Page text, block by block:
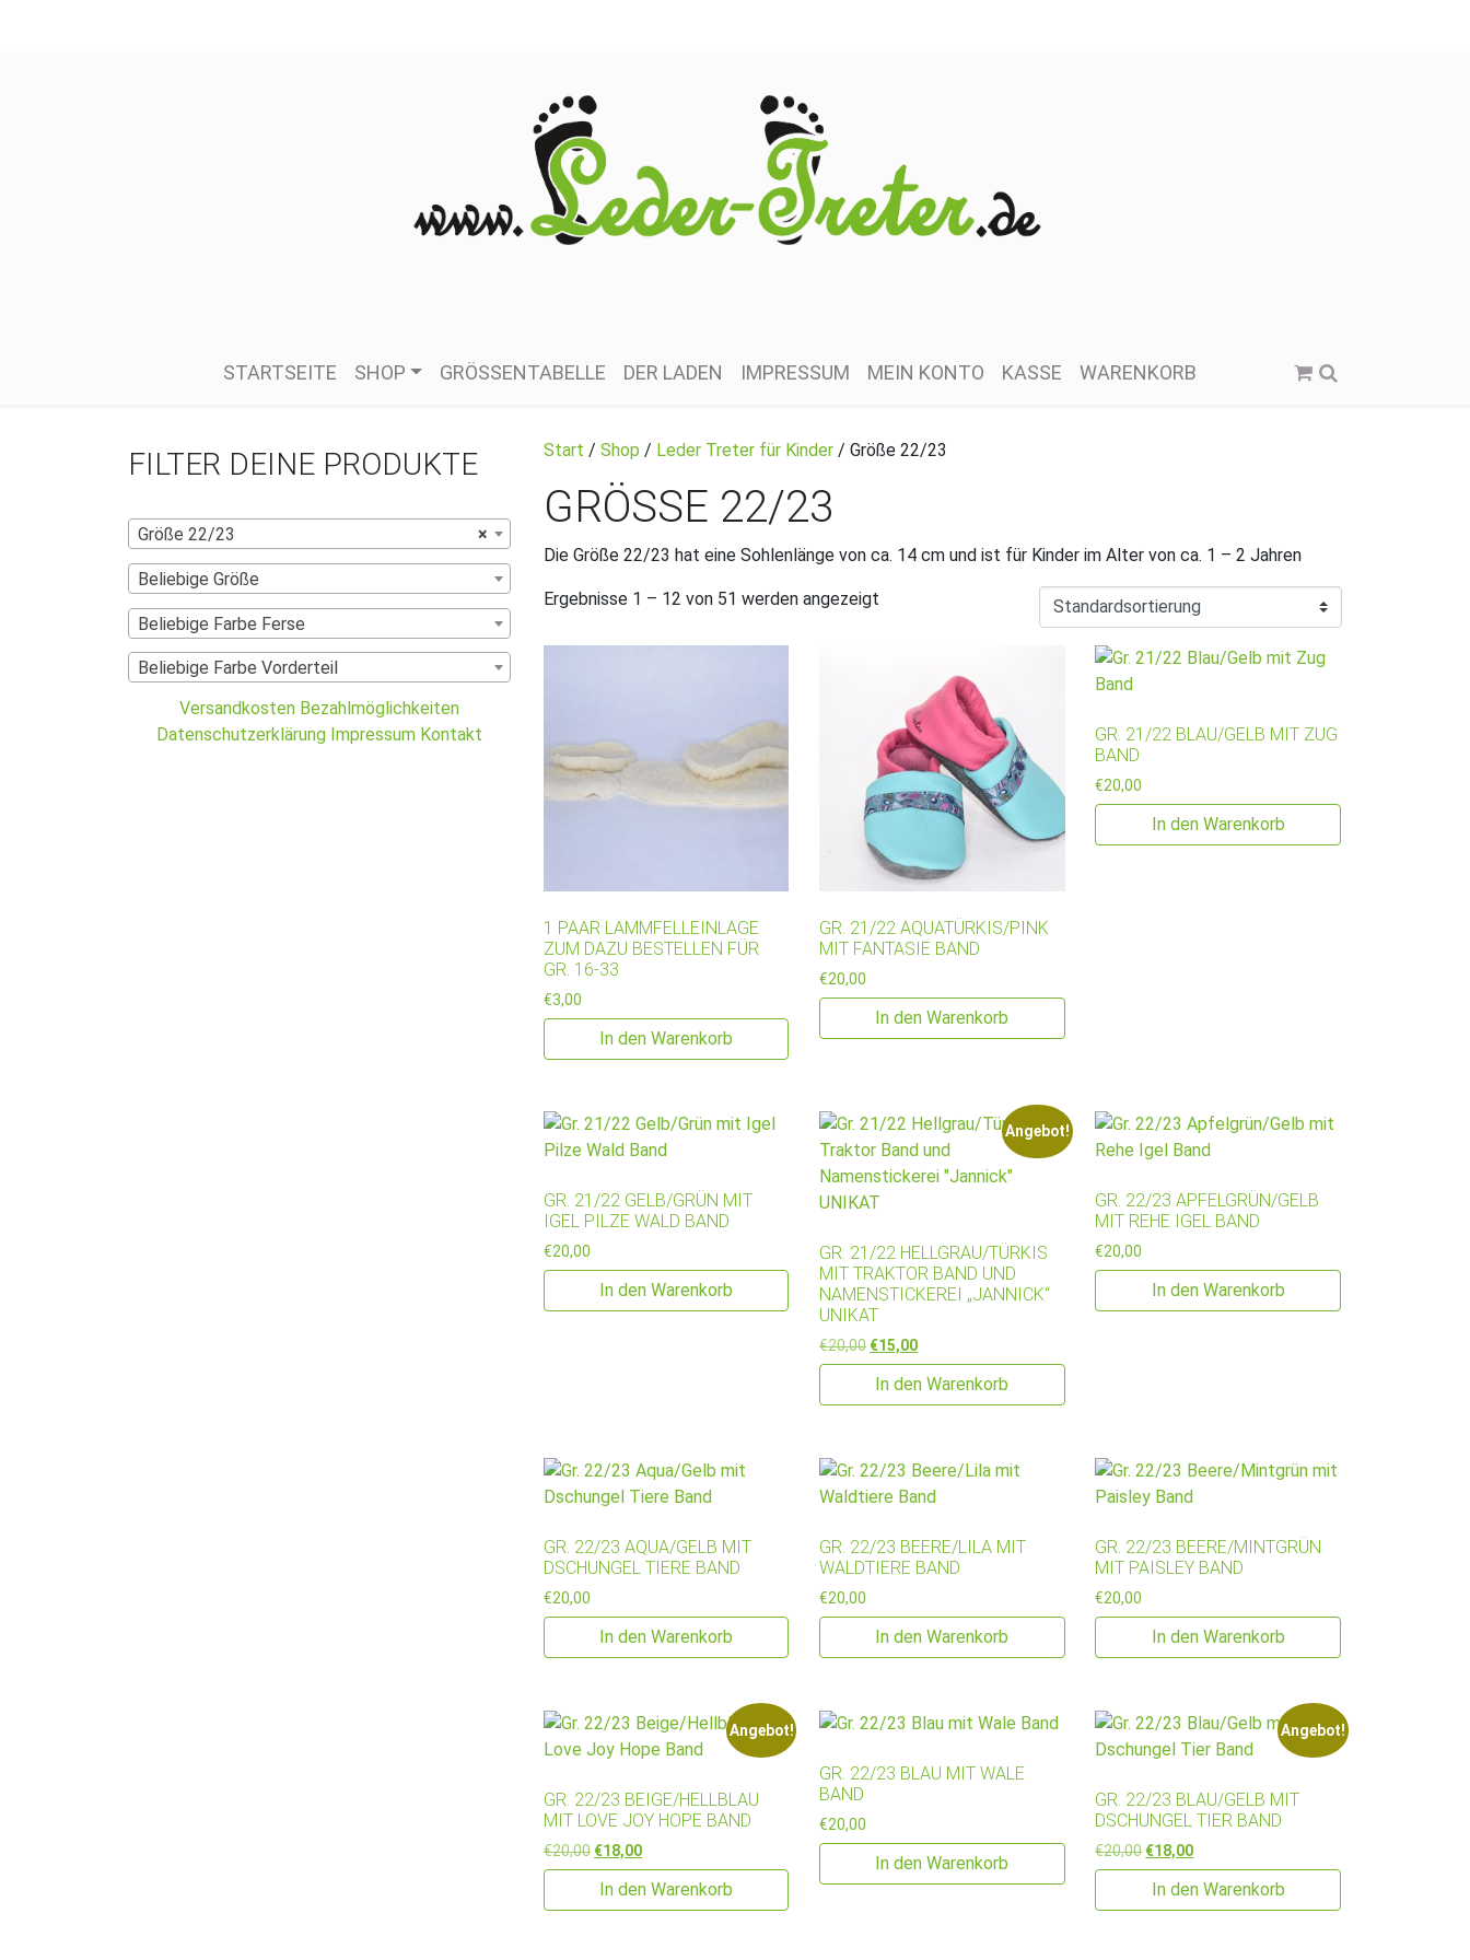
STARTSEITE SHOP GRÖSSENTABELLE DER LADEN IMPRESSUM MEIN KONTO KASSE WARENKORB
FILTER DEINE PRODUKTE
×
Größe 22/23
Beliebige Größe
Beliebige Farbe Ferse
Beliebige Farbe Vorderteil
Versandkosten Bezahlmöglichkeiten
Datenschutzerklärung Impressum Kontakt
Start / Shop / Leder Treter für Kinder/ Größe 22/23
GRÖSSE 22/23
Die Größe 22/23 hat eine Sohlenlänge von ca. 14 cm und ist für Kinder im Alter von ca. 1 – 2 Jahren
Ergebnisse 1 – 12 von 51 werden angezeigt
1 PAAR LAMMFELLEINLAGE
ZUM DAZU BESTELLEN FÜR
GR. 16-33
€3,00
In den Warenkorb
GR. 21/22 AQUATÜRKIS/PINK
MIT FANTASIE BAND
€20,00
In den Warenkorb
GR. 21/22 BLAU/GELB MIT ZUG
BAND
€20,00
In den Warenkorb
GR. 21/22 GELB/GRÜN MIT
IGEL PILZE WALD BAND
€20,00
In den Warenkorb
Angebot!
GR. 21/22 HELLGRAU/TÜRKIS
MIT TRAKTOR BAND UND
NAMENSTICKEREI „JANNICK“
UNIKAT
€20,00 Ursprünglicher Preis war: €20,00
€15,00Aktueller Preis ist: €15,00.
In den Warenkorb
GR. 22/23 APFELGRÜN/GELB
MIT REHE IGEL BAND
€20,00
In den Warenkorb
GR. 22/23 AQUA/GELB MIT
DSCHUNGEL TIERE BAND
€20,00
In den Warenkorb
GR. 22/23 BEERE/LILA MIT
WALDTIERE BAND
€20,00
In den Warenkorb
GR. 22/23 BEERE/MINTGRÜN
MIT PAISLEY BAND
€20,00
In den Warenkorb
Angebot!
GR. 22/23 BEIGE/HELLBLAU
MIT LOVE JOY HOPE BAND
€20,00 Ursprünglicher Preis war: €20,00
€18,00Aktueller Preis ist: €18,00.
In den Warenkorb
GR. 22/23 BLAU MIT WALE
BAND
€20,00
In den Warenkorb
Angebot!
GR. 22/23 BLAU/GELB MIT
DSCHUNGEL TIER BAND
€20,00 Ursprünglicher Preis war: €20,00
€18,00Aktueller Preis ist: €18,00.
In den Warenkorb